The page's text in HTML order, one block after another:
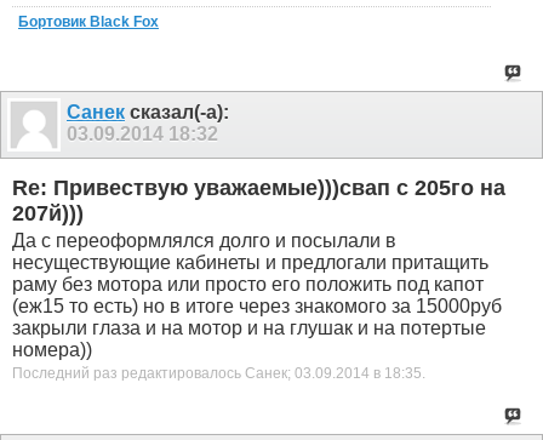
Бортовик Black Fox
Санек сказал(-а):
03.09.2014 18:32
Re: Привествую уважаемые)))свап с 205го на
207й)))
Да с переоформлялся долго и посылали в
несуществующие кабинеты и предлогали притащить
раму без мотора или просто его положить под капот
(еж15 то есть) но в итоге через знакомого за 15000руб
закрыли глаза и на мотор и на глушак и на потертые
номера))
Последний раз редактировалось Санек; 03.09.2014 в 18:35.